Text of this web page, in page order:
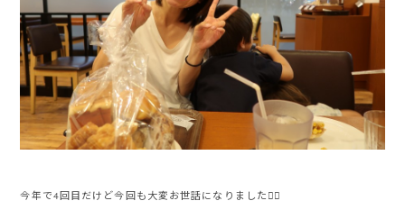
今年で4回目だけど今回も大変お世話になりました🙇‍♀️